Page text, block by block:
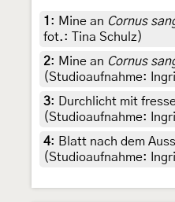
1 : Mine an Cornus
fot.: Tina Schulz)
2: Mine an Cornus
(Studioaufnahme:
3: Durchlicht mit
(Studioaufnahme:
4: Blatt nach dem
(Studioaufnahme: